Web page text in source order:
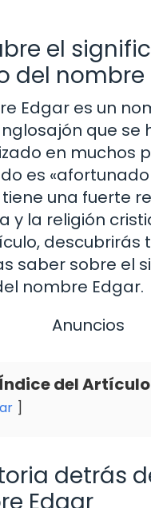
el
del nombre
Edgar es un
que se
en muchos
es
tiene una fuerte
y la religión
descubrirás
saber sobre el
nombre Edgar.
Anuncios
del Artículo
detrás
Edgar